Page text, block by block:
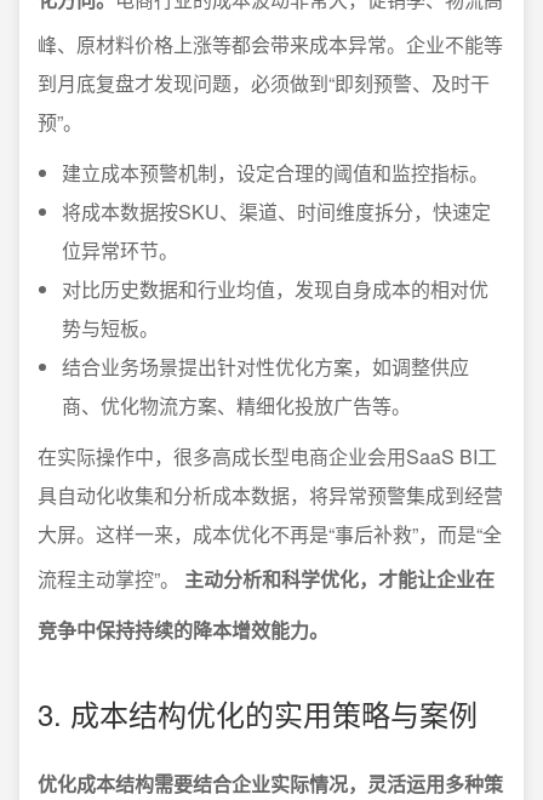
峰、原材料价格上涨等都会带来成本异常。企业不能等
到月底复盘才发现问题，必须做到“即刻预警、及时干
预”。
建立成本预警机制，设定合理的阈值和监控指标。
将成本数据按SKU、渠道、时间维度拆分，快速定
位异常环节。
对比历史数据和行业均值，发现自身成本的相对优
势与短板。
结合业务场景提出针对性优化方案，如调整供应
商、优化物流方案、精细化投放广告等。
在实际操作中，很多高成长型电商企业会用SaaS BI工
具自动化收集和分析成本数据，将异常预警集成到经营
大屏。这样一来，成本优化不再是“事后补救”，而是“全
流程主动掌控”。 主动分析和科学优化，才能让企业在
竞争中保持持续的降本增效能力。
3. 成本结构优化的实用策略与案例
优化成本结构需要结合企业实际情况，灵活运用多种策